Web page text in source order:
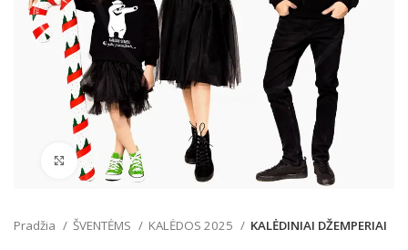
Padidinti
Pradžia ŠVENTĖMS KALĖDOS 2025 KALĖDINIAI DŽEMPERIAI